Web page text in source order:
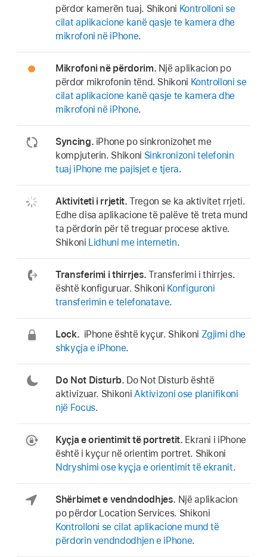
përdor kamerën tuaj. Shikoni Kontrolloni se
cilat aplikacione kanë qasje te kamera dhe
mikrofoni në iPhone.
Mikrofoni në përdorim. Një aplikacion po
përdor mikrofonin tënd. Shikoni Kontrolloni se
cilat aplikacione kanë qasje te kamera dhe
mikrofoni në iPhone.
Syncing. iPhone po sinkronizohet me
kompjuterin. Shikoni Sinkronizoni telefonin
tuaj iPhone me pajisjet e tjera.
Aktiviteti i rrjetit. Tregon se ka aktivitet rrjeti.
Edhe disa aplikacione të palëve të treta mund
ta përdorin për të treguar procese aktive.
Shikoni Lidhuni me internetin.
Transferimi i thirrjes. Transferimi i thirrjes.
është konfiguruar. Shikoni Konfiguroni
transferimin e telefonatave.
Lock. iPhone është kyçur. Shikoni Zgjimi dhe
shkyçja e iPhone.
Do Not Disturb. Do Not Disturb është
aktivizuar. Shikoni Aktivizoni ose planifikoni
një Focus.
Kyçja e orientimit të portretit. Ekrani i iPhone
është i kyçur në orientim portret. Shikoni
Ndryshimi ose kyçja e orientimit të ekranit.
Shërbimet e vendndodhjes. Një aplikacion
po përdor Location Services. Shikoni
Kontrolloni se cilat aplikacione mund të
përdorin vendndodhjen e iPhone.